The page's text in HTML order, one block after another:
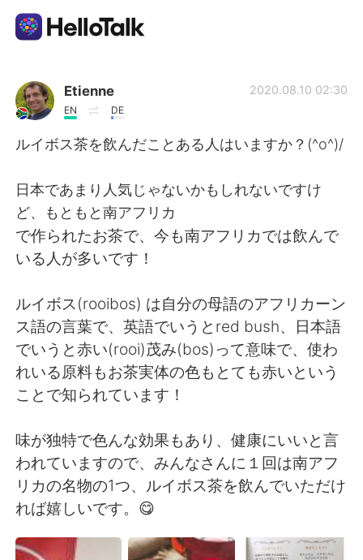
語言交換應用
AI Grammar Checker
English 简体中文
Français Deutsch
日本語 한국어
Indonesia Italiano
Türkçe Tiếng Việt
Etienne
EN DE
2020.08.10 02:30
ルイボス茶を飲んだことある人はいますか？(^o^)/
日本であまり人気じゃないかもしれないですけ
ど、もともと南アフリカ
で作られたお茶で、今も南アフリカでは飲んで
いる人が多いです！
ルイボス(rooibos) は自分の母語のアフリカーン
ス語の言葉で、英語でいうとred bush、日本語
でいうと赤い(rooi)茂み(bos)って意味で、使わ
れいる原料もお茶実体の色もとても赤いという
ことで知られています！
味が独特で色んな効果もあり、健康にいいと言
われていますので、みんなさんに１回は南アフ
リカの名物の1つ、ルイボス茶を飲んでいただけ
れば嬉しいです。😋